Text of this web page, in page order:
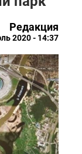
Редакция
2020 - 14:37